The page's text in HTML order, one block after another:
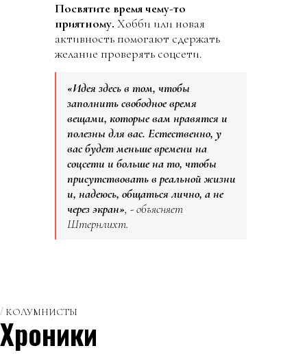
Посвятите время чему-то
приятному. Хобби или новая
активность помогают сдержать
желание проверять соцсети.
«Идея здесь в том, чтобы
заполнить свободное время
вещами, которые вам нравятся и
полезны для вас. Естественно, у
вас будет меньше времени на
соцсети и больше на то, чтобы
присутствовать в реальной жизни
и, надеюсь, общаться лично, а не
через экран», - объясняет
Штернлихт.
КОЛУМНИСТЫ
Хроники